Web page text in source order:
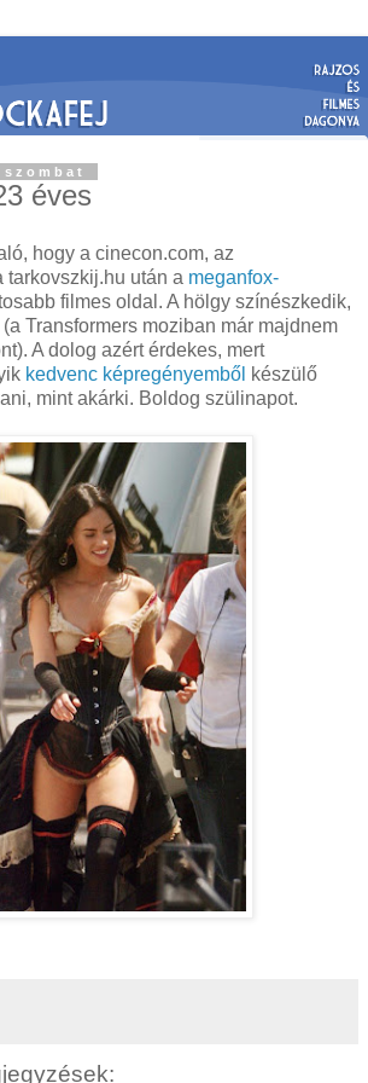
éves
hogy a cinecon.com, az
tarkovszkij.hu után a meganfox-
filmes oldal. A hölgy színészkedik,
Transformers moziban már majdnem
A dolog azért érdekes, mert
kedvenc képregényemből készülő
mint akárki. Boldog szülinapot.